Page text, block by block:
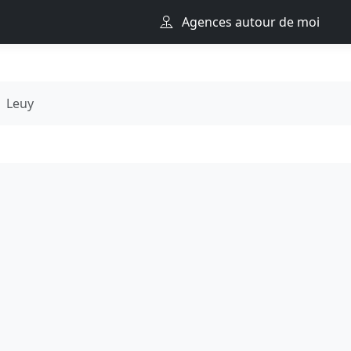
Agences autour de moi
Leuy